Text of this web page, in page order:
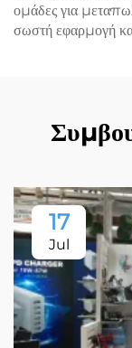
ομάδες για
σωστή εφαρμογή
17
Jul